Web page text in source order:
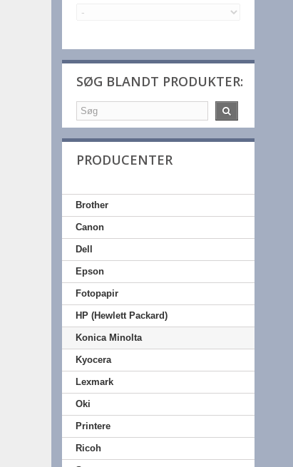
SØG BLANDT PRODUKTER:
PRODUCENTER
Brother
Canon
Dell
Epson
Fotopapir
HP (Hewlett Packard)
Konica Minolta
Kyocera
Lexmark
Oki
Printere
Ricoh